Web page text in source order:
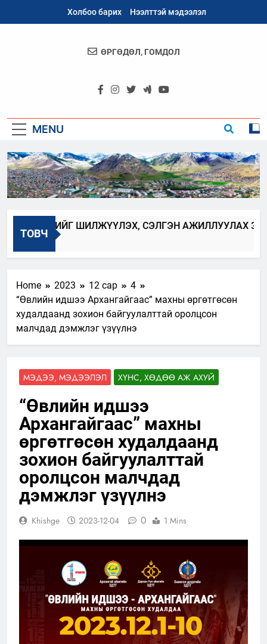
Холбоо барих Нээлттэй мэдээлэл
Архангай
ӨРГӨДӨЛ, ГОМДОЛ
MENU
ТОВЧ
ШИЛЖҮҮЛЭХ, СЭЛГЭН АЖИЛЛУУЛАХ ЗАР
Home 2023 12 сар
4
“Өвлийн идшээ Архангайгаас” махны өргөтгөсөн
худалдаанд зохион байгуулалттай оролцсон
малчдад дэмжлэг үзүүлнэ
МЭДЭЭ, МЭДЭЭЛЭЛ ХҮНС, ХӨДӨӨ АЖ АХУЙ
“Өвлийн идшээ
Архангайгаас” махны
өргөтгөсөн худалдаанд
зохион байгуулалттай
оролцсон малчдад
дэмжлэг үзүүлнэ
Khishge 2023-12-04 0 1 Mins